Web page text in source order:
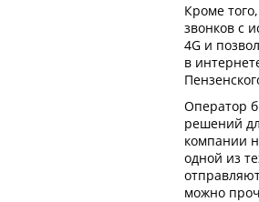
Кроме
звонков с
4G и
в
Оператор
решений
компании
одной из
можно